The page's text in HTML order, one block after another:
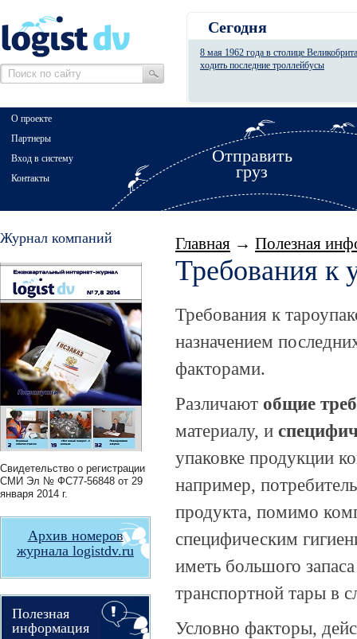
Сегодня
8 мая 1962 года в столице
ходить последние троллейбусы
Отправить
груз
О проекте
Партнеры
Вход в систему
Контакты
Журнал компаний
Свидетельство о регистрации
СМИ Эл № ФС77-56848 от 29
января 2014 г.
Архив номеров
журнала logistdv.ru
Полезная
информация
Главная → Полезная
Требования к
Требования к
назначением
факторами.
Различают общие
материалу, и
упаковке продукции
например,
продукта, помимо
специфическим
иметь большого
транспортной тары в
Условно факторы,